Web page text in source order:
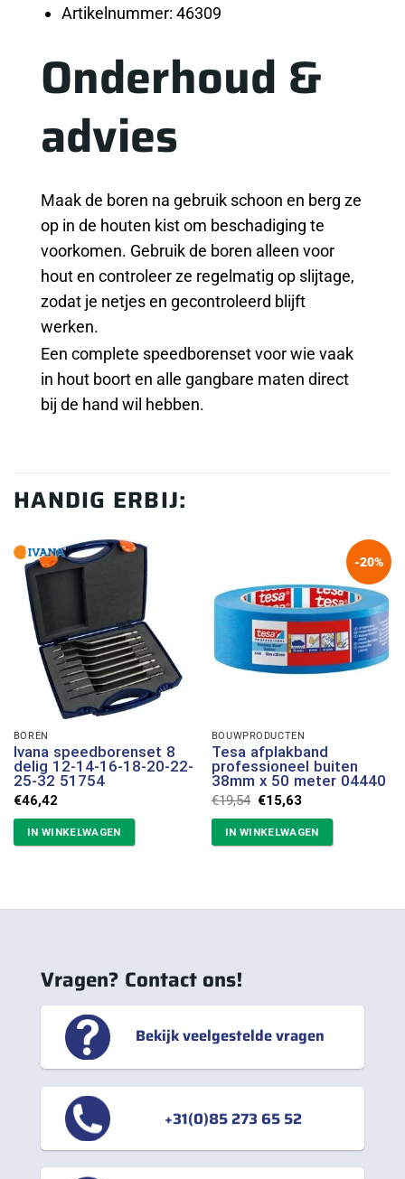
Artikelnummer: 46309
Onderhoud &
advies
Maak de boren na gebruik schoon en berg ze
op in de houten kist om beschadiging te
voorkomen. Gebruik de boren alleen voor
hout en controleer ze regelmatig op slijtage,
zodat je netjes en gecontroleerd blijft
werken.
Een complete speedborenset voor wie vaak
in hout boort en alle gangbare maten direct
bij de hand wil hebben.
HANDIG ERBIJ:
BOREN
Ivana speedborenset 8
delig 12-14-16-18-20-22-
25-32 51754
€46,42
IN WINKELWAGEN
-20%
BOUWPRODUCTEN
Tesa afplakband
professioneel buiten
38mm x 50 meter 04440
€19,54 Oorspronkelijke
prijs
was:
€19,54.
€15,63Huidige
is:
€15,63.
IN WINKELWAGEN
Vragen? Contact ons!
Bekijk veelgestelde vragen
+31(0)85 273 65 52